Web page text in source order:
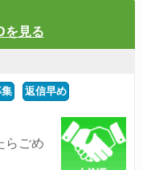
を見る
返信早め
らごめ